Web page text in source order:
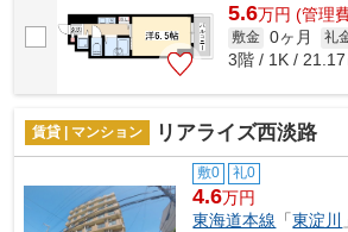
5.6万円 (管理
敷金 0ヶ月 礼
3階 / 1K / 21.17
賃貸 | マンション リアライズ西淡路
敷0 礼0
4.6万円
東海道本線 「東淀川